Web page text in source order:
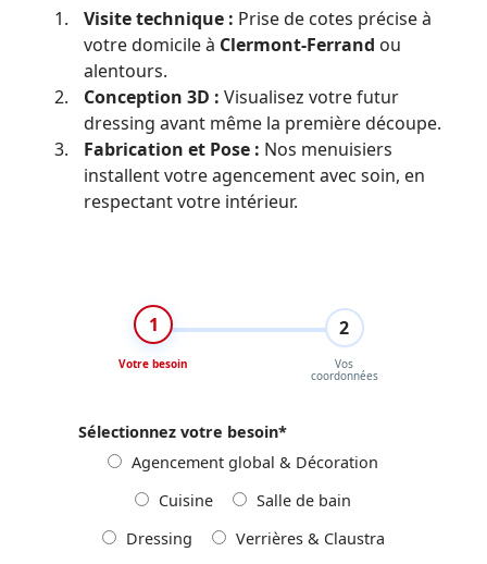
Visite technique : Prise de cotes précise à
votre domicile à Clermont-Ferrand ou
alentours.
Conception 3D : Visualisez votre futur
dressing avant même la première découpe.
Fabrication et Pose : Nos menuisiers
installent votre agencement avec soin, en
respectant votre intérieur.
1
Votre besoin
2
Vos
coordonnées
Sélectionnez votre besoin*
Agencement global & Décoration
Cuisine
Salle de bain
Dressing
Verrières & Claustra